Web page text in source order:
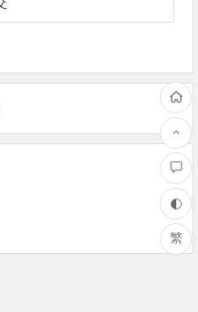
1F
繁